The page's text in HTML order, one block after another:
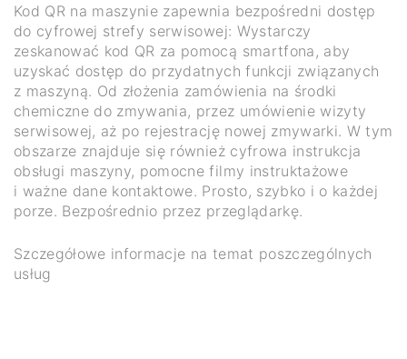
Kod QR na maszynie zapewnia bezpośredni dostęp
do cyfrowej strefy serwisowej: Wystarczy
zeskanować kod QR za pomocą smartfona, aby
uzyskać dostęp do przydatnych funkcji związanych
z maszyną. Od złożenia zamówienia na środki
chemiczne do zmywania, przez umówienie wizyty
serwisowej, aż po rejestrację nowej zmywarki. W tym
obszarze znajduje się również cyfrowa instrukcja
obsługi maszyny, pomocne filmy instruktażowe
i ważne dane kontaktowe. Prosto, szybko i o każdej
porze. Bezpośrednio przez przeglądarkę.
Szczegółowe informacje na temat poszczególnych
usług